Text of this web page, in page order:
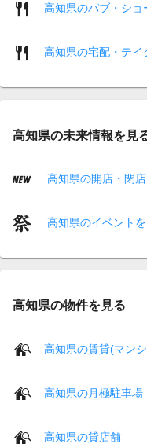
高知県のパブ・ショ
高知県の宅配・テイ
高知県の未来情報を見
高知県の開店・閉
高知県のイベント
高知県の物件を見る
高知県の賃貸(マン
高知県の月極駐車場
高知県の貸店舗